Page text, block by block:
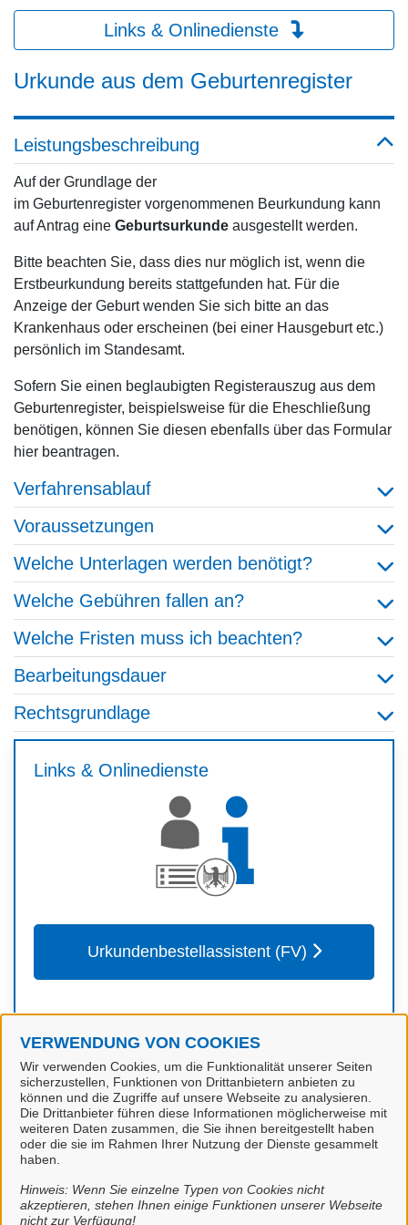
VERWENDUNG VON COOKIES
Wir verwenden Cookies, um die Funktionalität unserer Seiten
sicherzustellen, Funktionen von Drittanbietern anbieten zu
können und die Zugriffe auf unsere Webseite zu analysieren.
Die Drittanbieter führen diese Informationen möglicherweise mit
weiteren Daten zusammen, die Sie ihnen bereitgestellt haben
oder die sie im Rahmen Ihrer Nutzung der Dienste gesammelt
haben.
Hinweis: Wenn Sie einzelne Typen von Cookies nicht
akzeptieren, stehen Ihnen einige Funktionen unserer Webseite
nicht zur Verfügung!
Links & Onlinedienste
Urkunde aus dem Geburtenregister
Leistungsbeschreibung
Auf der Grundlage der
im Geburtenregister vorgenommenen Beurkundung kann
auf Antrag eine Geburtsurkunde ausgestellt werden.
Bitte beachten Sie, dass dies nur möglich ist, wenn die
Erstbeurkundung bereits stattgefunden hat. Für die
Anzeige der Geburt wenden Sie sich bitte an das
Krankenhaus oder erscheinen (bei einer Hausgeburt etc.)
persönlich im Standesamt.
Sofern Sie einen beglaubigten Registerauszug aus dem
Geburtenregister, beispielsweise für die Eheschließung
benötigen, können Sie diesen ebenfalls über das Formular
hier beantragen.
Verfahrensablauf
Voraussetzungen
Welche Unterlagen werden benötigt?
Welche Gebühren fallen an?
Welche Fristen muss ich beachten?
Bearbeitungsdauer
Rechtsgrundlage
Links & Onlinedienste
Urkundenbestellassistent (FV)
Kontakt
Personenstandswesen